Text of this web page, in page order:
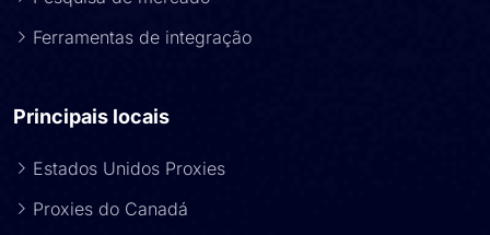
Ferramentas de integração
Principais locais
Estados Unidos Proxies
Proxies do Canadá